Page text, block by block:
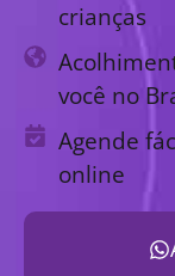
crianças
você no
Agende
online